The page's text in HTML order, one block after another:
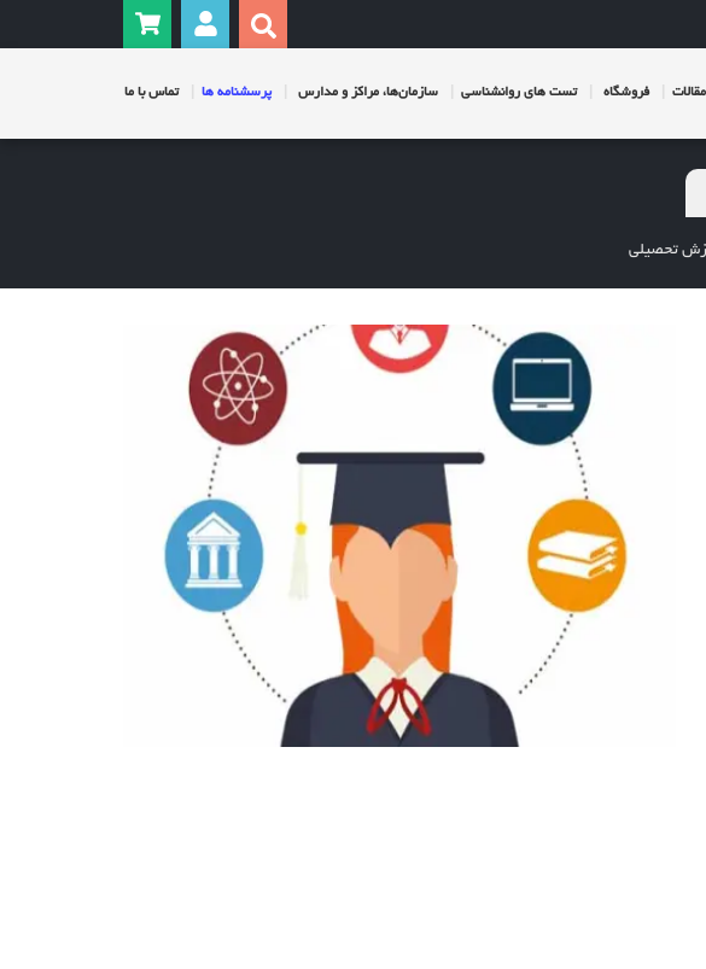
مقالات فروشگاه تست های روانشناسی سازمان‌ها، مراکز و مدارس پرسشنامه ها تماس با ما
تحصیلی